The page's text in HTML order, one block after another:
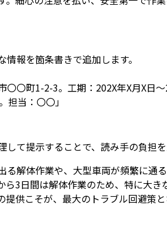
報を箇条書きで追加します。
〇〇町1-2-3。工期：202X年X月X
担当：〇〇」
して提示することで、読み手の負担
る解体作業や、大型車両が頻繁に通
ら3日間は解体作業のため、特に大
提供こそが、最大のトラブル回避策